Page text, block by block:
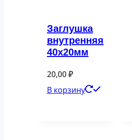
Заглушка
внутренняя
40х20мм
20,00₽
В корзину